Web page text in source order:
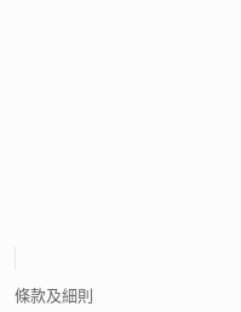
條款及細則